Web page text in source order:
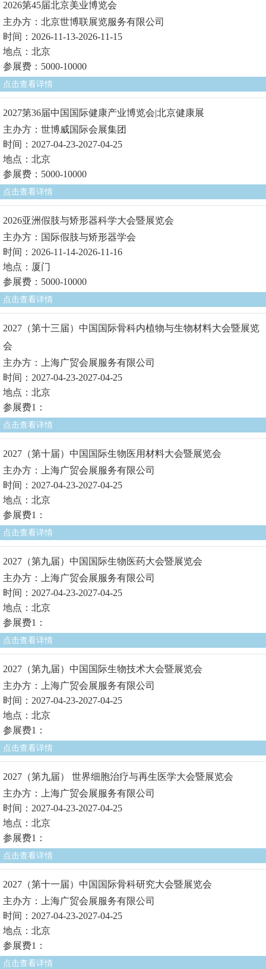
2026第45届北京美业博览会
主办方：北京世博联展览服务有限公司
时间：2026-11-13-2026-11-15
地点：北京
参展费：5000-10000
点击查看详情
2027第36届中国国际健康产业博览会|北京健康展
主办方：世博威国际会展集团
时间：2027-04-23-2027-04-25
地点：北京
参展费：5000-10000
点击查看详情
2026亚洲假肢与矫形器科学大会暨展览会
主办方：国际假肢与矫形器学会
时间：2026-11-14-2026-11-16
地点：厦门
参展费：5000-10000
点击查看详情
2027（第十三届）中国国际骨科内植物与生物材料大会暨展览
会
主办方：上海广贸会展服务有限公司
时间：2027-04-23-2027-04-25
地点：北京
参展费1：
点击查看详情
2027（第十届）中国国际生物医用材料大会暨展览会
主办方：上海广贸会展服务有限公司
时间：2027-04-23-2027-04-25
地点：北京
参展费1：
点击查看详情
2027（第九届）中国国际生物医药大会暨展览会
主办方：上海广贸会展服务有限公司
时间：2027-04-23-2027-04-25
地点：北京
参展费1：
点击查看详情
2027（第九届）中国国际生物技术大会暨展览会
主办方：上海广贸会展服务有限公司
时间：2027-04-23-2027-04-25
地点：北京
参展费1：
点击查看详情
2027（第九届） 世界细胞治疗与再生医学大会暨展览会
主办方：上海广贸会展服务有限公司
时间：2027-04-23-2027-04-25
地点：北京
参展费1：
点击查看详情
2027（第十一届）中国国际骨科研究大会暨展览会
主办方：上海广贸会展服务有限公司
时间：2027-04-23-2027-04-25
地点：北京
参展费1：
点击查看详情